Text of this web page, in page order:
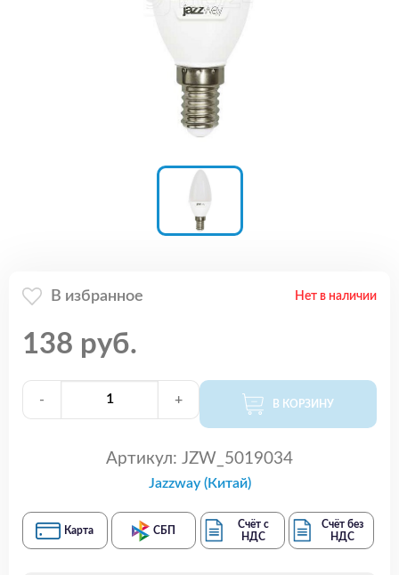
В избранное Нет в наличии
138 руб.
- + В КОРЗИНУ
Артикул: JZW_5019034
Jazzway (Китай)
Карта СБП
Счёт с
НДС
Счёт без
НДС